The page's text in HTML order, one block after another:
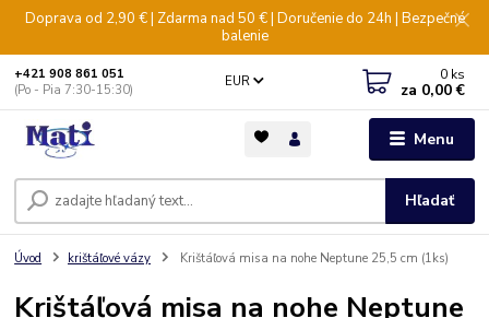
Doprava od 2,90 € | Zdarma nad 50 € | Doručenie do 24h | Bezpečné
balenie
Menu
EUR
Hľadať
+421 908 861 051
(Po - Pia 7:30-15:30)
0 ks
za 0,00 €
Úvod krištáľové vázy Krištáľová misa na nohe Neptune 25,5 cm (1ks)
Krištáľová misa na nohe Neptune